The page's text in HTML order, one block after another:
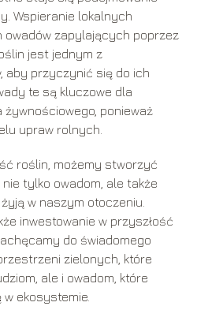
Wspieranie lokalnych
owadów zapylających poprzez
jest jednym z
aby przyczynić się do ich
te są kluczowe dla
ponieważ
upraw rolnych.
roślin, możemy stworzyć
tylko owadom, ale także
w naszym otoczeniu.
inwestowanie w przyszłość
do świadomego
zielonych, które
ale i owadom, które
ekosystemie.